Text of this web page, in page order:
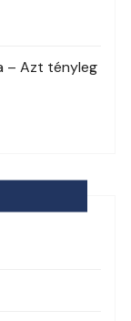
– Azt tényleg